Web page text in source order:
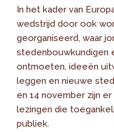
In het kader van
wedstrijd door ook
georganiseerd, waar
stedenbouwkundigen
ontmoeten, ideeën
leggen en nieuwe
en 14 november zijn
lezingen die
publiek.